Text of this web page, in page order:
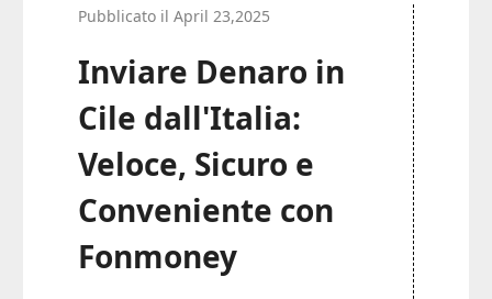
Pubblicato il April 23,2025
Inviare Denaro in
Cile dall'Italia:
Veloce, Sicuro e
Conveniente con
Fonmoney